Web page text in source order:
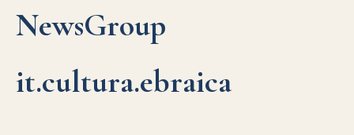
NewsGroup
it.cultura.ebraica